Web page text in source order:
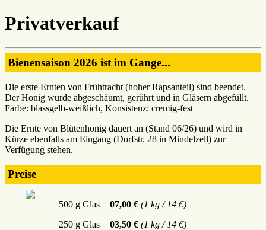
Privatverkauf
Bienensaison 2026 ist im Gange...
Die erste Ernten von Frühtracht (hoher Rapsanteil) sind beendet.
Der Honig wurde abgeschäumt, gerührt und in Gläsern abgefüllt.
Farbe: blassgelb-weißlich, Konsistenz: cremig-fest
Die Ernte von Blütenhonig dauert an (Stand 06/26) und wird in
Kürze ebenfalls am Eingang (Dorfstr. 28 in Mindelzell) zur
Verfügung stehen.
Preise
500 g Glas =07,00 € (1 kg / 14 €)
250 g Glas =03,50 € (1 kg / 14 €)